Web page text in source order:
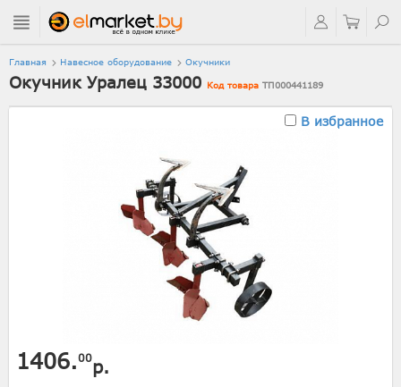
Главная Навесное оборудование Окучники
Окучник Уралец 33000 Код товара ТП000441189
В избранное
1406.00р.